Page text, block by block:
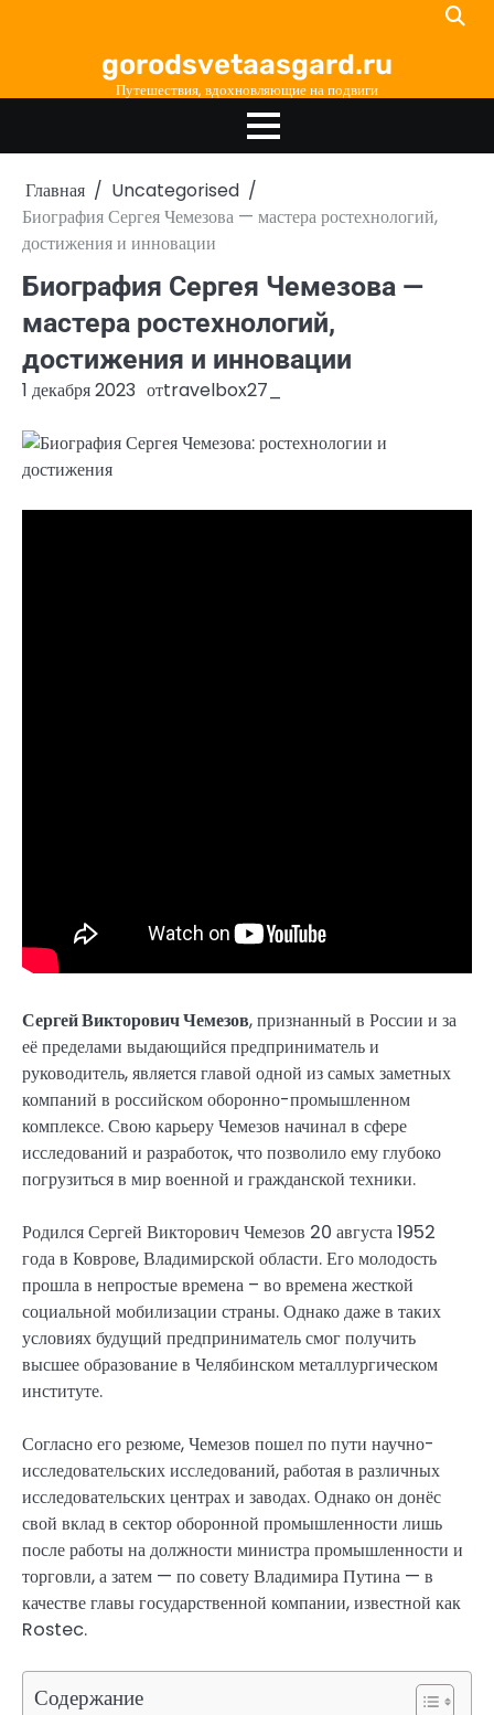
gorodsvetaasgard.ru
Путешествия, вдохновляющие на подвиги
Главная
Uncategorised
Биография Сергея Чемезова — мастера ростехнологий,
достижения и инновации
Биография Сергея Чемезова —
мастера ростехнологий,
достижения и инновации
1 декабря 2023 отtravelbox27_
Сергей Викторович Чемезов, признанный в России и за
её пределами выдающийся предприниматель и
руководитель, является главой одной из самых заметных
компаний в российском оборонно-промышленном
комплексе. Свою карьеру Чемезов начинал в сфере
исследований и разработок, что позволило ему глубоко
погрузиться в мир военной и гражданской техники.
Родился Сергей Викторович Чемезов 20 августа 1952
года в Коврове, Владимирской области. Его молодость
прошла в непростые времена – во времена жесткой
социальной мобилизации страны. Однако даже в таких
условиях будущий предприниматель смог получить
высшее образование в Челябинском металлургическом
институте.
Согласно его резюме, Чемезов пошел по пути научно-
исследовательских исследований, работая в различных
исследовательских центрах и заводах. Однако он донёс
свой вклад в сектор оборонной промышленности лишь
после работы на должности министра промышленности и
торговли, а затем — по совету Владимира Путина — в
качестве главы государственной компании, известной как
Rostec.
Содержание